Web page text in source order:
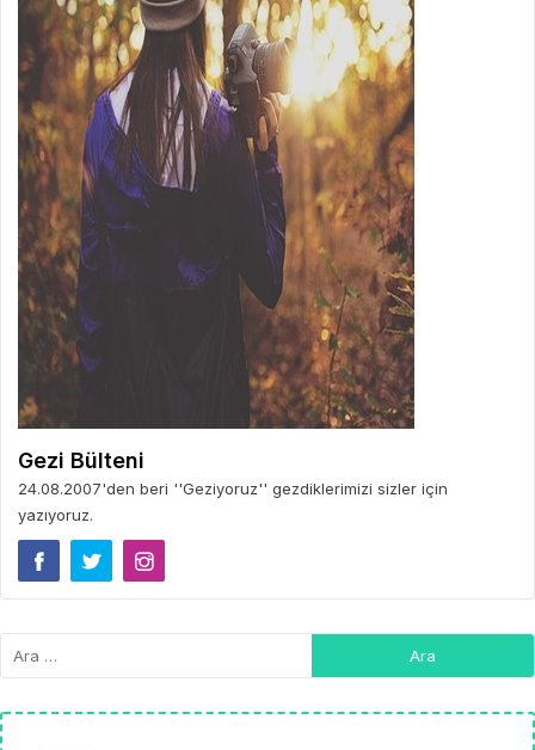
Gezi Bülteni
24.08.2007'den beri ''Geziyoruz'' gezdiklerimizi sizler için
yazıyoruz.